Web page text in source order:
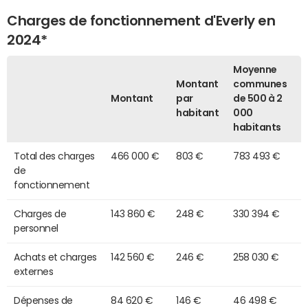
Charges de fonctionnement d'Everly en
2024*
Montant
Montant
par
habitant
Moyenne
communes
de 500 à 2
000
habitants
Total des charges
de
fonctionnement
466 000 € 803 € 783 493 €
Charges de
personnel
143 860 € 248 € 330 394 €
Achats et charges
externes
142 560 € 246 € 258 030 €
Dépenses de 84 620 € 146 € 46 498 €